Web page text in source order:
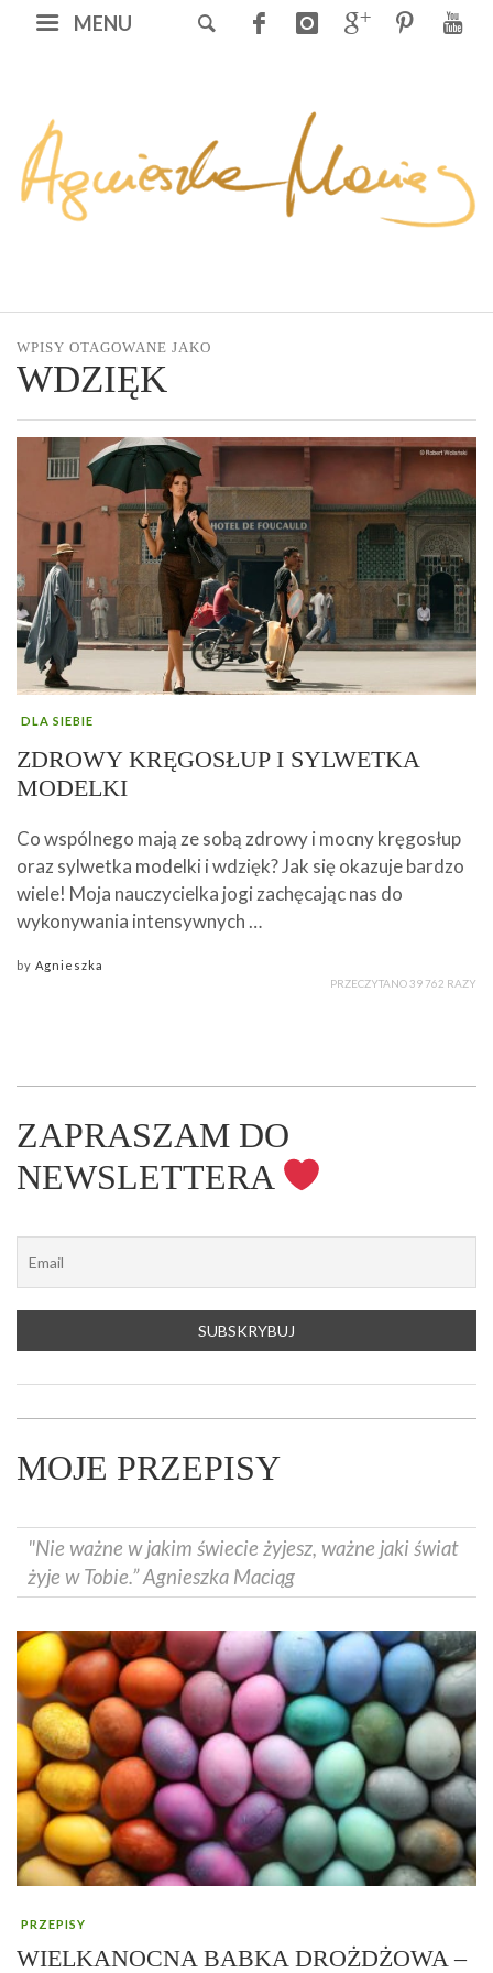
MENU
WPISY OTAGOWANE JAKO
WDZIĘK
DLA SIEBIE
ZDROWY KRĘGOSŁUP I SYLWETKA
MODELKI
Co wspólnego mają ze sobą zdrowy i mocny kręgosłup
oraz sylwetka modelki i wdzięk? Jak się okazuje bardzo
wiele! Moja nauczycielka jogi zachęcając nas do
wykonywania intensywnych …
by Agnieszka
PRZECZYTANO 39 762 RAZY
ZAPRASZAM DO
NEWSLETTERA
MOJE PRZEPISY
"Nie ważne w jakim świecie żyjesz, ważne jaki świat
żyje w Tobie.” Agnieszka Maciąg
PRZEPISY
WIELKANOCNA BABKA DROŻDŻOWA –